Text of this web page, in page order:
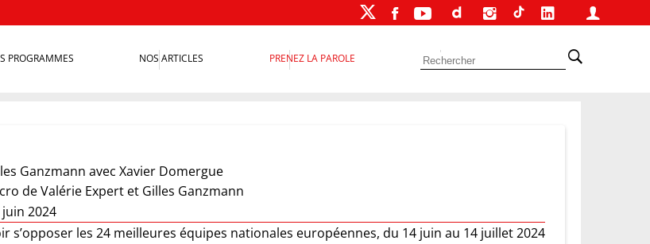
PROGRAMMES NOS ARTICLES PRENEZ LA PAROLE
Ganzmann avec Xavier Domergue
de Valérie Expert et Gilles Ganzmann
2024
s’opposer les 24 meilleures équipes nationales européennes, du 14 juin au 14 juillet 2024